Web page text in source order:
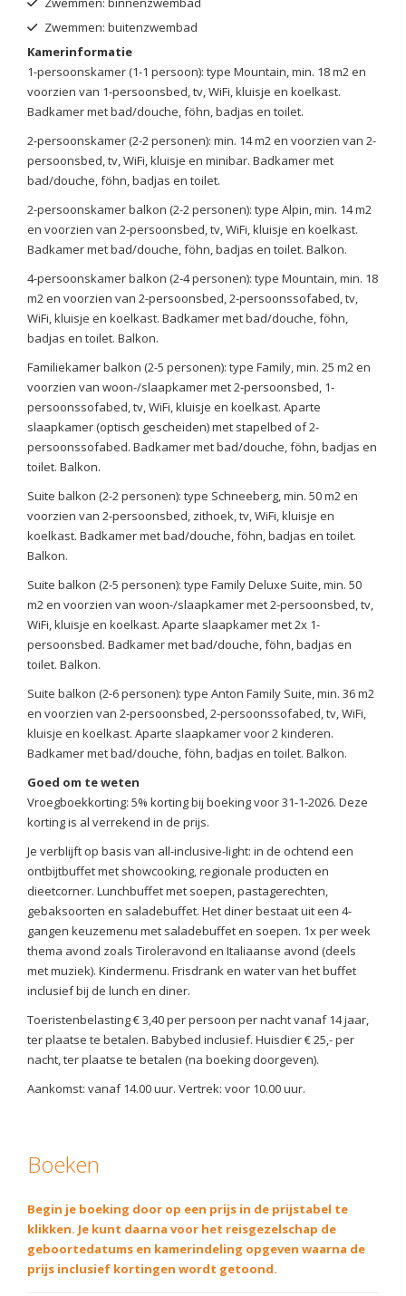
Zwemmen: buitenzwembad
Kamerinformatie
1-persoonskamer (1-1 persoon): type Mountain, min. 18 m2 en
voorzien van 1-persoonsbed, tv, WiFi, kluisje en koelkast.
Badkamer met bad/douche, föhn, badjas en toilet.
2-persoonskamer (2-2 personen): min. 14 m2 en voorzien van 2-
persoonsbed, tv, WiFi, kluisje en minibar. Badkamer met
bad/douche, föhn, badjas en toilet.
2-persoonskamer balkon (2-2 personen): type Alpin, min. 14 m2
en voorzien van 2-persoonsbed, tv, WiFi, kluisje en koelkast.
Badkamer met bad/douche, föhn, badjas en toilet. Balkon.
4-persoonskamer balkon (2-4 personen): type Mountain, min. 18
m2 en voorzien van 2-persoonsbed, 2-persoonssofabed, tv,
WiFi, kluisje en koelkast. Badkamer met bad/douche, föhn,
badjas en toilet. Balkon.
Familiekamer balkon (2-5 personen): type Family, min. 25 m2 en
voorzien van woon-/slaapkamer met 2-persoonsbed, 1-
persoonssofabed, tv, WiFi, kluisje en koelkast. Aparte
slaapkamer (optisch gescheiden) met stapelbed of 2-
persoonssofabed. Badkamer met bad/douche, föhn, badjas en
toilet. Balkon.
Suite balkon (2-2 personen): type Schneeberg, min. 50 m2 en
voorzien van 2-persoonsbed, zithoek, tv, WiFi, kluisje en
koelkast. Badkamer met bad/douche, föhn, badjas en toilet.
Balkon.
Suite balkon (2-5 personen): type Family Deluxe Suite, min. 50
m2 en voorzien van woon-/slaapkamer met 2-persoonsbed, tv,
WiFi, kluisje en koelkast. Aparte slaapkamer met 2x 1-
persoonsbed. Badkamer met bad/douche, föhn, badjas en
toilet. Balkon.
Suite balkon (2-6 personen): type Anton Family Suite, min. 36 m2
en voorzien van 2-persoonsbed, 2-persoonssofabed, tv, WiFi,
kluisje en koelkast. Aparte slaapkamer voor 2 kinderen.
Badkamer met bad/douche, föhn, badjas en toilet. Balkon.
Goed om te weten
Vroegboekkorting: 5% korting bij boeking voor 31-1-2026. Deze
korting is al verrekend in de prijs.
Je verblijft op basis van all-inclusive-light: in de ochtend een
ontbijtbuffet met showcooking, regionale producten en
dieetcorner. Lunchbuffet met soepen, pastagerechten,
gebaksoorten en saladebuffet. Het diner bestaat uit een 4-
gangen keuzemenu met saladebuffet en soepen. 1x per week
thema avond zoals Tiroleravond en Italiaanse avond (deels
met muziek). Kindermenu. Frisdrank en water van het buffet
inclusief bij de lunch en diner.
Toeristenbelasting € 3,40 per persoon per nacht vanaf 14 jaar,
ter plaatse te betalen. Babybed inclusief. Huisdier € 25,- per
nacht, ter plaatse te betalen (na boeking doorgeven).
Aankomst: vanaf 14.00 uur. Vertrek: voor 10.00 uur.
Boeken
Begin je boeking door op een prijs in de prijstabel te
klikken. Je kunt daarna voor het reisgezelschap de
geboortedatums en kamerindeling opgeven waarna de
prijs inclusief kortingen wordt getoond.